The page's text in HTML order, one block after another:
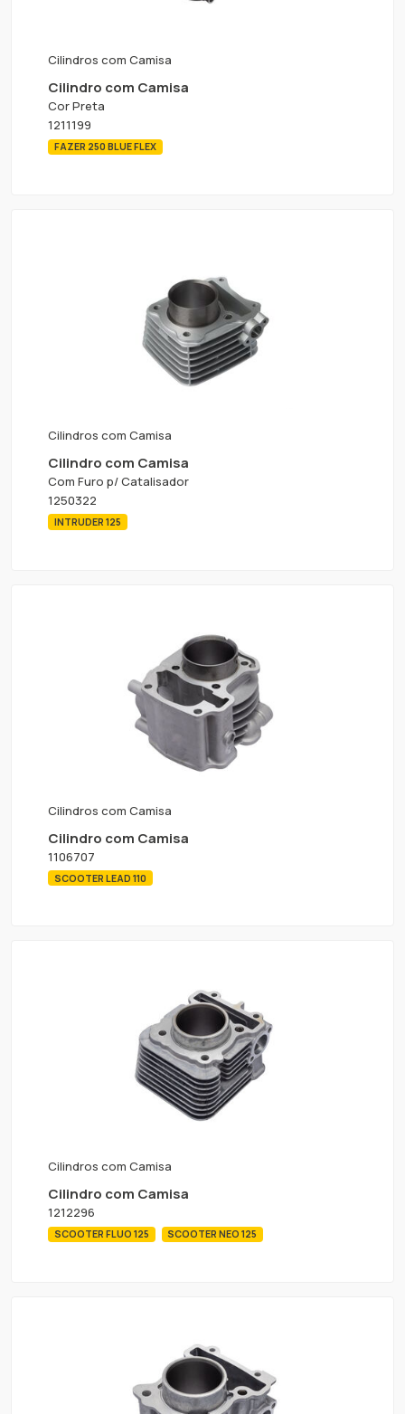
Cilindros com Camisa
Cilindro com Camisa
Cor Preta
1211199
FAZER 250 BLUE FLEX
Cilindros com Camisa
Cilindro com Camisa
Com Furo p/ Catalisador
1250322
INTRUDER 125
Cilindros com Camisa
Cilindro com Camisa
1106707
SCOOTER LEAD 110
Cilindros com Camisa
Cilindro com Camisa
1212296
SCOOTER FLUO 125 SCOOTER NEO 125